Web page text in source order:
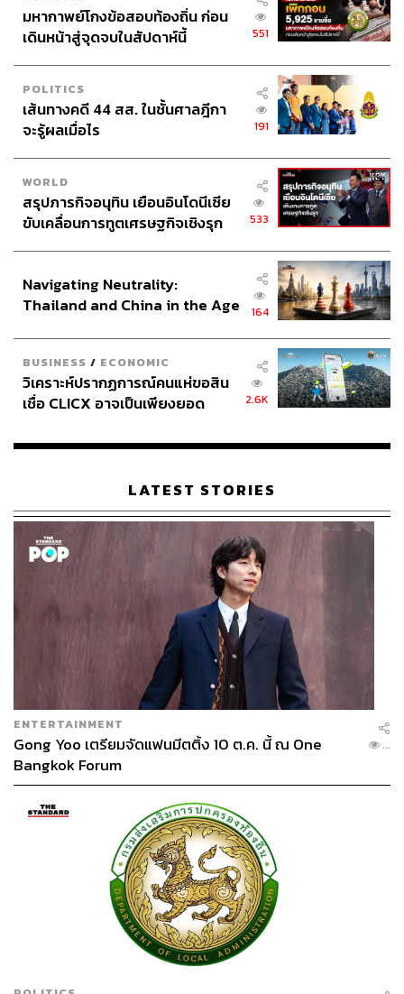
มหากาพย์โกงข้อสอบท้องถิ่น ก่อน
เดินหน้าสู่จุดจบในสัปดาห์นี้
551
POLITICS
เส้นทางคดี 44 สส. ในชั้นศาลฎีกา
จะรู้ผลเมื่อไร
191
WORLD
สรุปภารกิจอนุทิน เยือนอินโดนีเซีย
ขับเคลื่อนการทูตเศรษฐกิจเชิงรุก
533
Navigating Neutrality:
Thailand and China in the Age
164
BUSINESS / ECONOMIC
วิเคราะห์ปรากฏการณ์คนแห่ขอสิน
เชื่อ CLICX อาจเป็นเพียงยอด
เรือนไทยที่ถูกซุกไว้
2.6K
LATEST STORIES
ENTERTAINMENT
Gong Yoo เตรียมจัดแฟนมีตติ้ง 10 ต.ค. นี้ ณ One
Bangkok Forum
...